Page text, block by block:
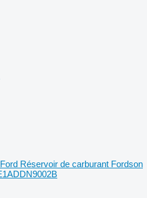
Ford Réservoir de carburant Fordson